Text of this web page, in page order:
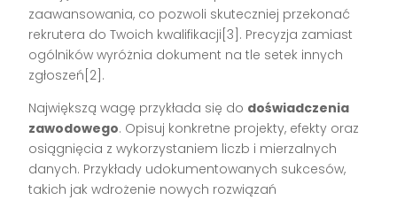
zaawansowania, co pozwoli skuteczniej przekonać
rekrutera do Twoich kwalifikacji[3]. Precyzja zamiast
ogólników wyróżnia dokument na tle setek innych
zgłoszeń[2].
Największą wagę przykłada się do doświadczenia
zawodowego. Opisuj konkretne projekty, efekty oraz
osiągnięcia z wykorzystaniem liczb i mierzalnych
danych. Przykłady udokumentowanych sukcesów,
takich jak wdrożenie nowych rozwiązań